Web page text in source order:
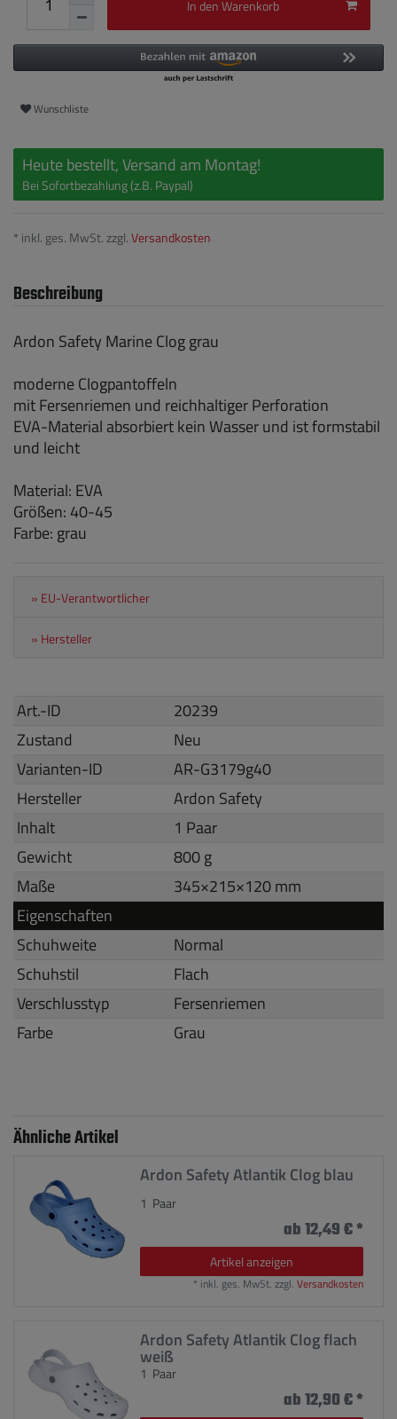
In den Warenkorb
Wunschliste
Heute bestellt, Versand am Montag!
Bei Sofortbezahlung (z.B. Paypal)
* inkl. ges. MwSt. zzgl.Versandkosten
Beschreibung
Ardon Safety Marine Clog grau
moderne Clogpantoffeln
mit Fersenriemen und reichhaltiger Perforation
EVA-Material absorbiert kein Wasser und ist formstabil
und leicht
Material: EVA
Größen: 40-45
Farbe: grau
» EU-Verantwortlicher
» Hersteller
Art.-ID
20239
Zustand
Neu
Varianten-ID
AR-G3179g40
Hersteller
Ardon Safety
Inhalt
1 Paar
Gewicht
800 g
Maße
345×215×120mm
Eigenschaften
Schuhweite
Normal
Schuhstil
Flach
Verschlusstyp
Fersenriemen
Farbe
Grau
Ähnliche Artikel
Ardon Safety Atlantik Clog blau
ab 12,49 € *
1 Paar
Artikel anzeigen
* inkl. ges. MwSt. zzgl. Versandkosten
Ardon Safety Atlantik Clog flach
weiß
ab 12,90 € *
1 Paar